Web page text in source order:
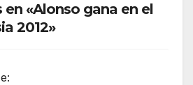
«Alonso gana en el
2012»